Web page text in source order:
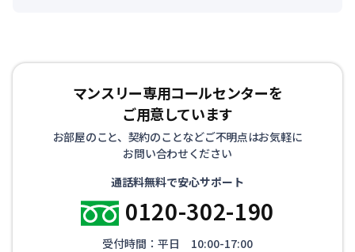
マンスリー専用コールセンターを
ご用意しています
お部屋のこと、契約のことなどご不明点はお気軽に
お問い合わせください
通話料無料で安心サポート
0120-302-190
受付時間：平日 10:00-17:00